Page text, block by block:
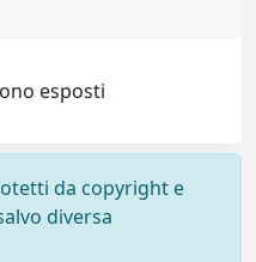
esposti
da copyright e
diversa